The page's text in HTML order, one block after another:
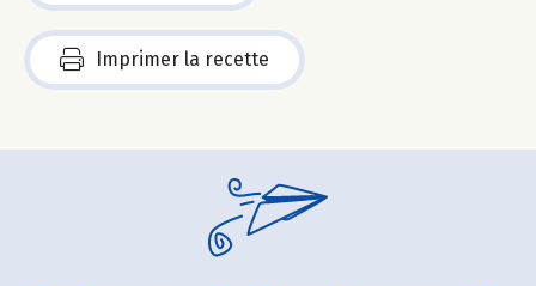
Imprimer la recette